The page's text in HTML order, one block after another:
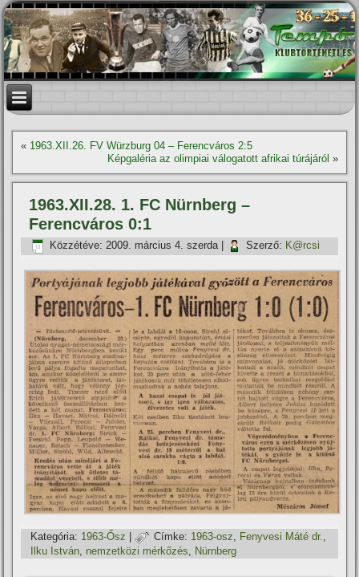
« 1963.XII.26. FV Würzburg 04 – Ferencváros 2:5
Képgaléria az olimpiai válogatott afrikai túrájáról »
1963.XII.28. 1. FC Nürnberg –
Ferencváros 0:1
Közzétéve: 2009. március 4. szerda| Szerző: K@rcsi
Kategória: 1963-Ősz | Címke: 1963-osz, Fenyvesi Máté dr.,
Ilku István nemzetközi mérkőzés Nürnberg